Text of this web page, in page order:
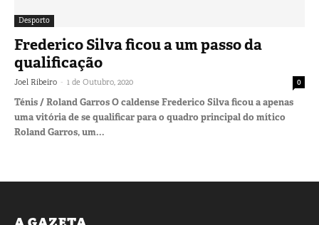
Desporto
Frederico Silva ficou a um passo da
qualificação
Joel Ribeiro - 1 de Outubro, 2020 0
Ténis / Roland Garros O caldense Frederico Silva ficou a apenas
uma vitória de se qualificar para o quadro principal do mítico
Roland Garros, um...